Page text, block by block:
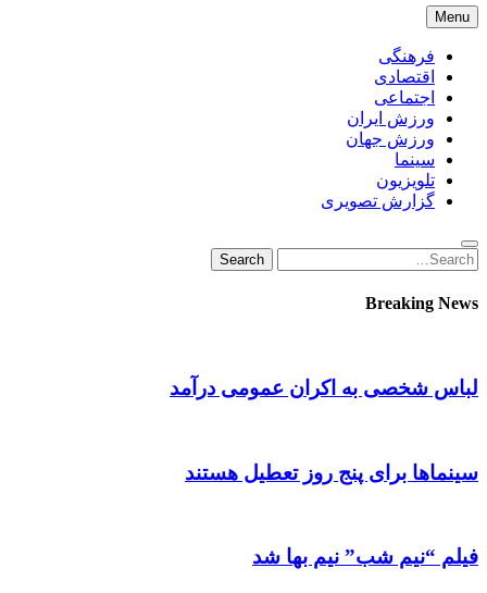
پایگاه خبری 100 درصد نیوز
پایگاه خبری 100 درصد نیوز
Menu
فرهنگی
اقتصادی
اجتماعی
ورزش ایران
ورزش جهان
سینما
تلویزیون
گزارش تصویری
Search
for:
Search
Breaking News
لباس شخصی به اکران عمومی درآمد
سینماها برای پنج‌ روز تعطیل هستند
فیلم “نیم شب” نیم بها شد